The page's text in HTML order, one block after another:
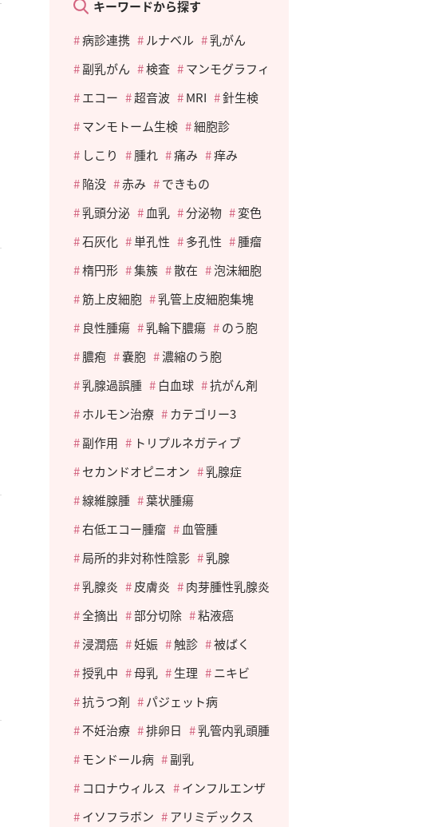
キーワードから探す
病診連携
ルナベル
乳がん
副乳がん
検査
マンモグラフィ
エコー
超音波 MRI
針生検
マンモトーム生検
細胞診
しこり
腫れ 痛み
痒み
陥没
赤み
できもの
乳頭分泌
血乳 分泌物
変色
石灰化
単孔性 多孔性
腫瘤
楕円形
集簇 散在
泡沫細胞
筋上皮細胞
乳管上皮細胞集塊
良性腫瘍
乳輪下膿瘍
のう胞
膿疱
嚢胞
濃縮のう胞
乳腺過誤腫
白血球
抗がん剤
ホルモン治療
カテゴリー3
副作用
トリプルネガティブ
セカンドオピニオン
乳腺症
線維腺腫
葉状腫瘍
右低エコー腫瘤
血管腫
局所的非対称性陰影
乳腺
乳腺炎
皮膚炎
肉芽腫性乳腺炎
全摘出
部分切除
粘液癌
浸潤癌
妊娠 触診
被ばく
授乳中
母乳 生理
ニキビ
抗うつ剤
パジェット病
不妊治療
排卵日
乳管内乳頭腫
モンドール病
副乳
コロナウィルス
インフルエンザ
イソフラボン
アリミデックス